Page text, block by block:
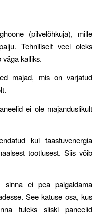
(pilvelõhkuja), mille
Tehniliselt veel oleks
väga kalliks.
majad, mis on varjatud
ei ole majanduslikult
kui taastuvenergia
tootlusest. Siis võib
sinna ei pea paigaldama
See katuse osa, kus
tuleks siiski paneelid